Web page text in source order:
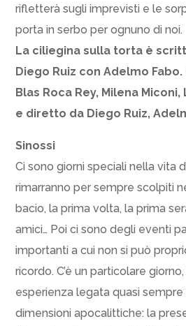
rifletterà sugli imprevisti e le
porta in serbo per ognuno di noi.
La ciliegina sulla torta è
Diego Ruiz con Adelmo
Blas Roca Rey, Milena
e diretto da Diego Ruiz,
Sinossi
Ci sono giorni speciali nella vita
rimarranno per sempre scolpiti
bacio, la prima volta, la prima
amici… Poi ci sono degli eventi
importanti a cui non si può
ricordo. C’è un particolare
esperienza legata quasi sempre
dimensioni apocalittiche: la